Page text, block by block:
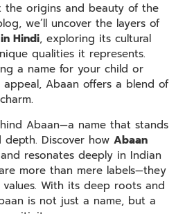
the origins and beauty of the
we’ll uncover the layers of
Hindi, exploring its cultural
qualities it represents.
a name for your child or
Abaan offers a blend of
Abaan—a name that stands
Discover how Abaan
resonates deeply in Indian
more than mere labels—they
With its deep roots and
is not just a name, but a